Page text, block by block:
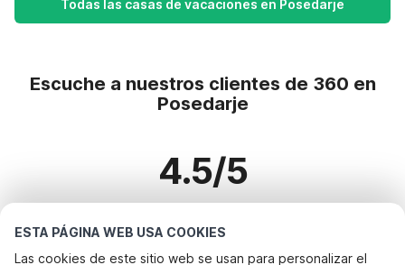
ESTA PÁGINA WEB USA COOKIES
Las cookies de este sitio web se usan para personalizar el
Todas las casas de vacaciones en Posedarje
Escuche a nuestros clientes de 360 en
Posedarje
4.5/5